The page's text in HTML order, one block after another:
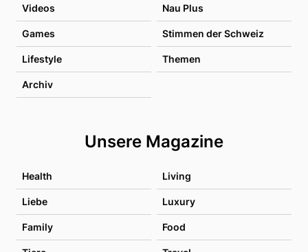
Videos Nau Plus
Games Stimmen der Schweiz
Lifestyle Themen
Archiv
Unsere Magazine
Health Living
Liebe Luxury
Family Food